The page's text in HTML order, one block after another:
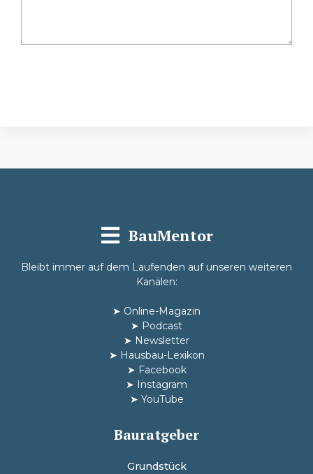
BauMentor
Bleibt immer auf dem Laufenden auf unseren weiteren
Kanälen:
➤ Online-Magazin
➤ Podcast
➤ Newsletter
➤ Hausbau-Lexikon
➤ Facebook
➤ Instagram
➤ YouTube
Bauratgeber
Grundstück